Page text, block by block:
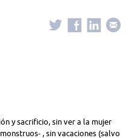
y sacrificio, sin ver a la mujer
, sin vacaciones (salvo